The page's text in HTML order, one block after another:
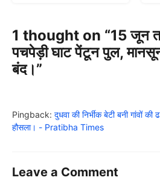
1 thought on “15 जून
पचपेड़ी घाट पेंटून पुल,
बंद।”
Pingback: दुधवा की निर्भीक बेटी बनी गांवों
हौसला। - Pratibha Times
Leave a Comment